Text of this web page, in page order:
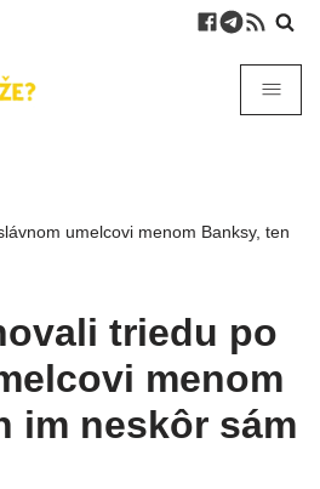
umelcovi menom Banksy, ten
triedu po
menom
im neskôr sám